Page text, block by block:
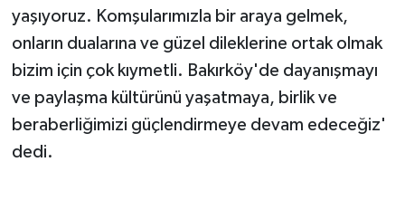
yaşıyoruz. Komşularımızla bir araya gelmek,
onların dualarına ve güzel dileklerine ortak olmak
bizim için çok kıymetli. Bakırköy'de dayanışmayı
ve paylaşma kültürünü yaşatmaya, birlik ve
beraberliğimizi güçlendirmeye devam edeceğiz'
dedi.